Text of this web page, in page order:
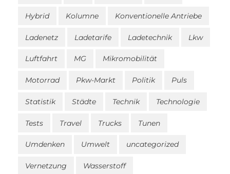
Hybrid Kolumne Konventionelle Antriebe
Ladenetz Ladetarife Ladetechnik Lkw
Luftfahrt MG Mikromobilität
Motorrad Pkw-Markt Politik Puls
Statistik Städte Technik Technologie
Tests Travel Trucks Tunen
Umdenken Umwelt uncategorized
Vernetzung Wasserstoff